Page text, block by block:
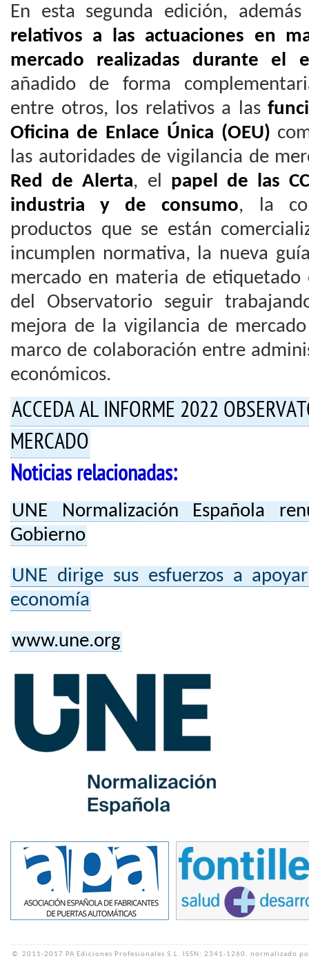
En esta segunda edición,
relativos a las actuaciones en
mercado realizadas durante el
añadido de forma
entre otros, los relativos a las
Oficina de Enlace Única (OEU)
las autoridades de vigilancia de
Red de Alerta, el papel de las
industria y de consumo, la
productos que se están
incumplen normativa, la nueva
mercado en materia de etiquetado
del Observatorio seguir
mejora de la vigilancia de
marco de colaboración entre
económicos.
ACCEDA AL INFORME 2022
MERCADO
Noticias relacionadas:
UNE Normalización Española
Gobierno
UNE dirige sus esfuerzos a
economía
www.une.org
© 2011-2017 PA Ediciones Profesionales S.L. ISSN: 2341-1260, normalizado